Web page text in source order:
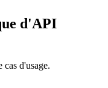
d'API
cas d'usage.